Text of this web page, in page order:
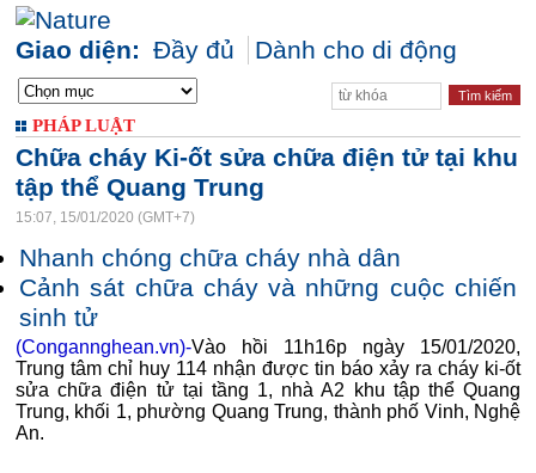
Giao diện: Đầy đủ Dành cho di động
PHÁP LUẬT
Chữa cháy Ki-ốt sửa chữa điện tử tại khu
tập thể Quang Trung
15:07, 15/01/2020 (GMT+7)
Nhanh chóng chữa cháy nhà dân
Cảnh sát chữa cháy và những cuộc chiến
sinh tử
(Congannghean.vn)-Vào hồi 11h16p ngày 15/01/2020,
Trung tâm chỉ huy 114 nhận được tin báo xảy ra cháy ki-ốt
sửa chữa điện tử tại tầng 1, nhà A2 khu tập thể Quang
Trung, khối 1, phường Quang Trung, thành phố Vinh, Nghệ
An.